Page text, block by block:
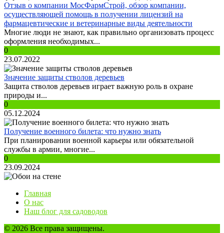
Отзыв о компании МосФармСтрой, обзор компании,
осуществляющей помощь в получении лицензий на
фармацевтические и ветеринарные виды деятельности
Многие люди не знают, как правильно организовать процесс
оформления необходимых...
0
23.07.2022
Значение защиты стволов деревьев
Защита стволов деревьев играет важную роль в охране
природы и...
0
05.12.2024
Получение военного билета: что нужно знать
При планировании военной карьеры или обязательной
службы в армии, многие...
0
23.09.2024
Главная
О нас
Наш блог для садоводов
© 2026 Все права защищены.